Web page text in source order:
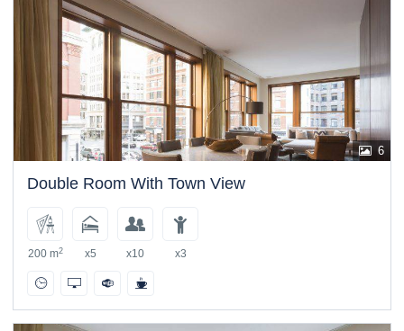
6
Double Room With Town View
200 m2 x5 x10 x3